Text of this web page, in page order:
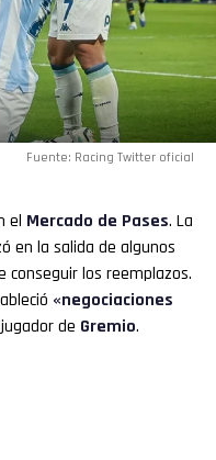
Fuente: Racing Twitter oficial
el Mercado de Pases. La
en la salida de algunos
los reemplazos.
«negociaciones
de Gremio.